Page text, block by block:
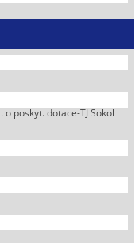
poskyt. dotace-TJ Sokol